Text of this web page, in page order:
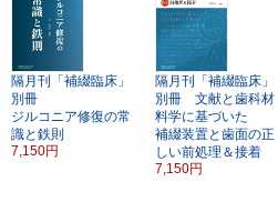
隔月刊「補綴臨床」
別冊
ジルコニア修復の常
識と鉄則
7,150円
隔月刊「補綴臨床」
別冊 文献と歯科材
料学に基づいた
補綴装置と歯面の正
しい前処理＆接着
7,150円